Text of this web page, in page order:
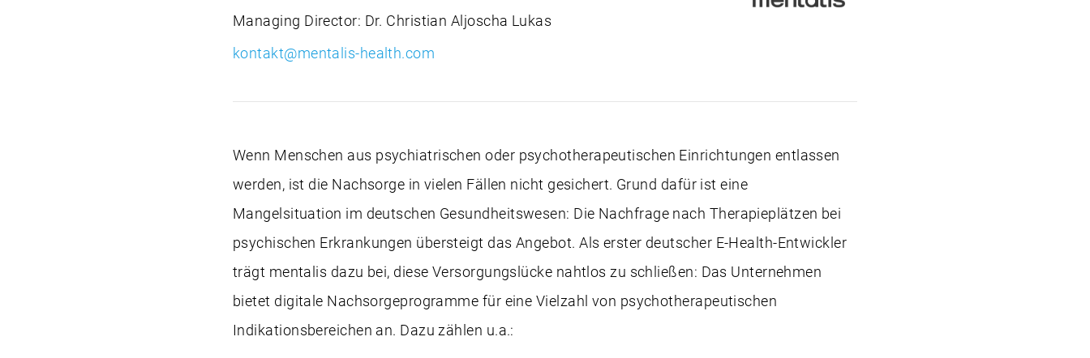
Managing Director: Dr. Christian Aljoscha Lukas
kontakt@mentalis-health.com
Wenn Menschen aus psychiatrischen oder psychotherapeutischen Einrichtungen entlassen
werden, ist die Nachsorge in vielen Fällen nicht gesichert. Grund dafür ist eine
Mangelsituation im deutschen Gesundheitswesen: Die Nachfrage nach Therapieplätzen bei
psychischen Erkrankungen übersteigt das Angebot. Als erster deutscher E-Health-Entwickler
trägt mentalis dazu bei, diese Versorgungslücke nahtlos zu schließen: Das Unternehmen
bietet digitale Nachsorgeprogramme für eine Vielzahl von psychotherapeutischen
Indikationsbereichen an. Dazu zählen u.a.: